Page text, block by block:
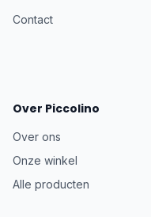
Contact
Over Piccolino
Over ons
Onze winkel
Alle producten